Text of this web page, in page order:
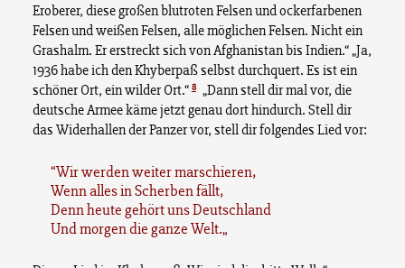
Eroberer, diese großen blutroten Felsen und ockerfarbenen
Felsen und weißen Felsen, alle möglichen Felsen. Nicht ein
Grashalm. Er erstreckt sich von Afghanistan bis Indien.“ „Ja,
1936 habe ich den Khyberpaß selbst durchquert. Es ist ein
schöner Ort, ein wilder Ort.“ 8 „Dann stell dir mal vor, die
deutsche Armee käme jetzt genau dort hindurch. Stell dir
das Widerhallen der Panzer vor, stell dir folgendes Lied vor:
Wir werden weiter marschieren,
Wenn alles in Scherben fällt,
Denn heute gehört uns Deutschland
Und morgen die ganze Welt.